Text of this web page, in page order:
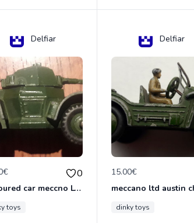
Delfiar
0
armoured car meccno LTD N°670
toys
Delfiar
15.00€
dinky toys